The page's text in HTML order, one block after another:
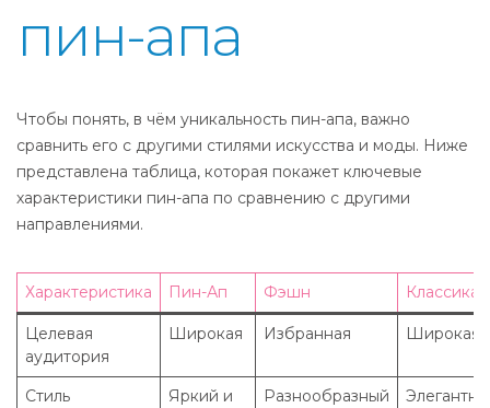
пин-апа
Чтобы понять, в чём уникальность пин-апа, важно
сравнить его с другими стилями искусства и моды. Ниже
представлена таблица, которая покажет ключевые
характеристики пин-апа по сравнению с другими
направлениями.
Характеристика Пин-Ап Фэшн Классика
Целевая
аудитория
Широкая Избранная Широкая
Стиль
Яркий и
Разнообразный